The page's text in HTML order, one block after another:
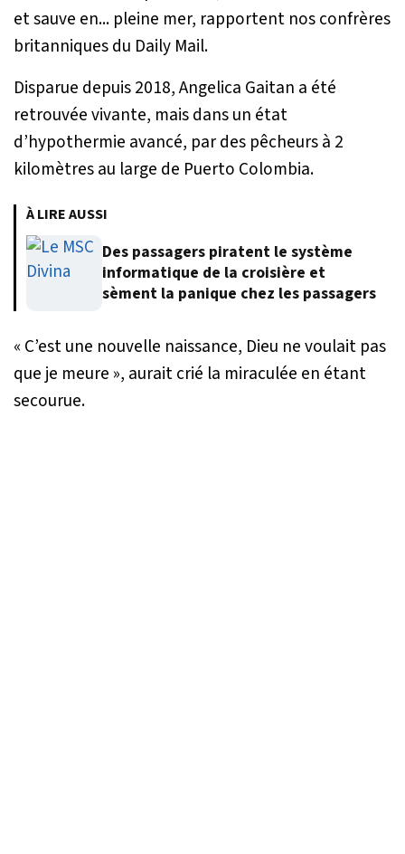
et sauve en... pleine mer, rapportent nos confrères
britanniques du Daily Mail.
Disparue depuis 2018, Angelica Gaitan a été
retrouvée vivante, mais dans un état
d’hypothermie avancé, par des pêcheurs à 2
kilomètres au large de Puerto Colombia.
À LIRE AUSSI
Des passagers piratent le système
informatique de la croisière et
sèment la panique chez les passagers
« C’est une nouvelle naissance, Dieu ne voulait pas
que je meure », aurait crié la miraculée en étant
secourue.